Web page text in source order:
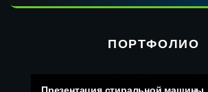
ПОРТФОЛИО